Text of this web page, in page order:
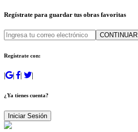
Regístrate para guardar tus obras favoritas
CONTINUAR
Regístrate con:
| | | |
¿Ya tienes cuenta?
Iniciar Sesión